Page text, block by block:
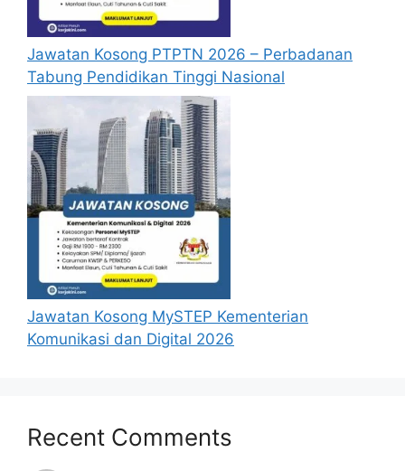
Jawatan Kosong PTPTN 2026 – Perbadanan
Tabung Pendidikan Tinggi Nasional
Jawatan Kosong MySTEP Kementerian
Komunikasi dan Digital 2026
Recent Comments